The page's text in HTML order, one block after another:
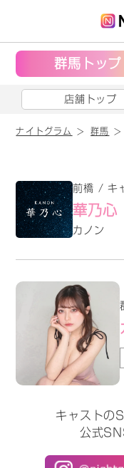
群馬トップ
店舗トップ
ナイトグラム 群馬
前橋 / キ
華乃心
カノン
キャストの
公式